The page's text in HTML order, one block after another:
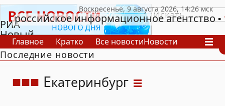
РИА
Новый
День
российское информационное агентство
Главное Кратко Все новостиНовости
В России
В мире
Последние новости
Екатеринбург